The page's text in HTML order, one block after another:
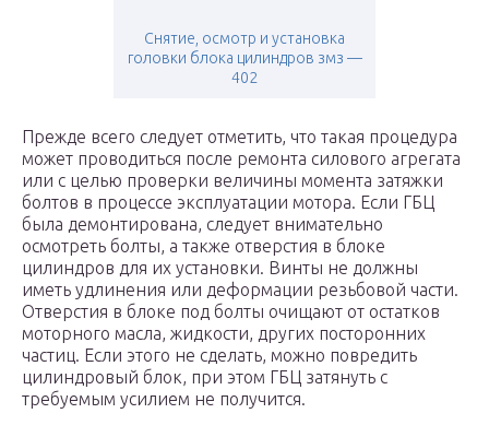
Снятие, осмотр и установка
головки блока цилиндров змз —
402
Прежде всего следует отметить, что такая процедура
может проводиться после ремонта силового агрегата
или с целью проверки величины момента затяжки
болтов в процессе эксплуатации мотора. Если ГБЦ
была демонтирована, следует внимательно
осмотреть болты, а также отверстия в блоке
цилиндров для их установки. Винты не должны
иметь удлинения или деформации резьбовой части.
Отверстия в блоке под болты очищают от остатков
моторного масла, жидкости, других посторонних
частиц. Если этого не сделать, можно повредить
цилиндровый блок, при этом ГБЦ затянуть с
требуемым усилием не получится.